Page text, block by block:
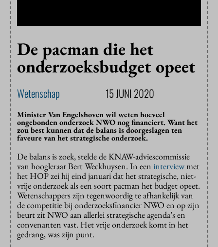
De pacman die het
onderzoeksbudget opeet
Wetenschap 15 JUNI 2020
Minister Van Engelshoven wil weten hoeveel
ongebonden onderzoek NWO nog financiert. Want het
zou best kunnen dat de balans is doorgeslagen ten
faveure van het strategische onderzoek.
De balans is zoek, stelde de KNAW-adviescommissie
van hoogleraar Bert Weckhuysen. In een interviewmet
het HOP zei hij eind januari dat het strategische, niet-
vrije onderzoek als een soort pacman het budget opeet.
Wetenschappers zijn tegenwoordig te afhankelijk van
de competitie bij onderzoeksfinancier NWO en op zijn
beurt zit NWO aan allerlei strategische agenda’s en
convenanten vast. Het vrije onderzoek komt in het
gedrang, was zijn punt.